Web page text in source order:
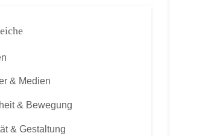
& Medien
& Bewegung
& Gestaltung